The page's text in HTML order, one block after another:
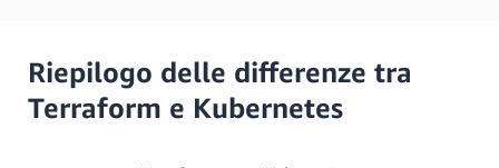
Riepilogo delle differenze tra
Terraform e Kubernetes